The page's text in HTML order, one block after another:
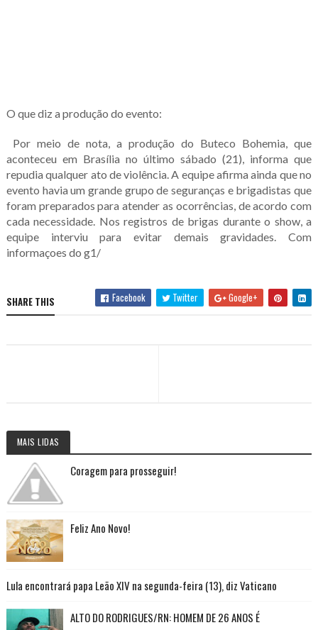
O que diz a produção do evento:
Por meio de nota, a produção do Buteco Bohemia, que
aconteceu em Brasília no último sábado (21), informa que
repudia qualquer ato de violência. A equipe afirma ainda que no
evento havia um grande grupo de seguranças e brigadistas que
foram preparados para atender as ocorrências, de acordo com
cada necessidade. Nos registros de brigas durante o show, a
equipe interviu para evitar demais gravidades. Com
informaçoes do g1/
SHARE THIS Facebook Twitter Google+
MAIS LIDAS
Coragem para prosseguir!
Feliz Ano Novo!
Lula encontrará papa Leão XIV na segunda-feira (13), diz Vaticano
ALTO DO RODRIGUES/RN: HOMEM DE 26 ANOS É